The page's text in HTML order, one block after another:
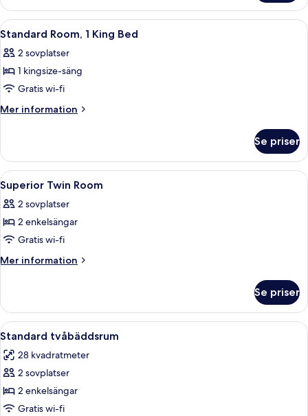
Twin
Room
Öppna
alla
foton
för
Standard
Room,
Bed
Sängtillbehör av högsta kvalitet och
8
Standard Room, 1 King Bed
2 sovplatser
1 kingsize-säng
Gratis wi-fi
Mer information
Mer
Room,
King
Bed
Se priser
Öppna
alla
foton
för
Superior
Twin
Sängtillbehör av högsta kvalitet och
5
Superior Twin Room
2 sovplatser
2 enkelsängar
Gratis wi-fi
Mer information
Mer
Twin
Room
Se priser
Öppna
alla
foton
för
Standard
tvåbäddsrum
Ett modernt hotellrum med två
4
Standard tvåbäddsrum
28 kvadratmeter
2 sovplatser
2 enkelsängar
Gratis wi-fi